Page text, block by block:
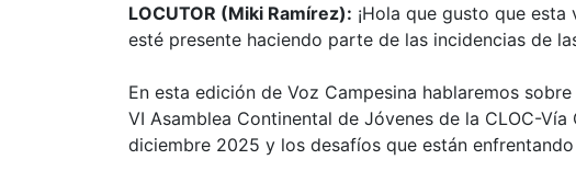
LOCUTOR (Miki Ramírez): ¡Hola que gusto que
esté presente haciendo parte de las incidencias de
En esta edición de Voz Campesina hablaremos
VI Asamblea Continental de Jóvenes de la CLOC-
diciembre 2025 y los desafíos que están